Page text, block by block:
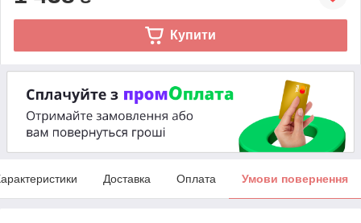
Купити
Доставка Оплата Умови повернення